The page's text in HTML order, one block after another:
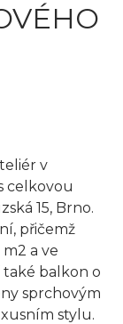
v
celkovou
15, Brno.
přičemž
a ve
balkon o
sprchovým
stylu.